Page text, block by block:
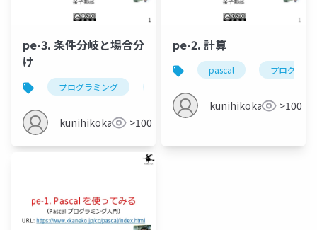
pe-3. 条件分岐と場合分
け
プログラミング
kunihikokaneko>100
pe-2. 計算
pascal プログラミ
kunihikokaneko>100